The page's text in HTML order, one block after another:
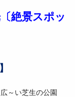
絶景スポッ
～い芝生の公園